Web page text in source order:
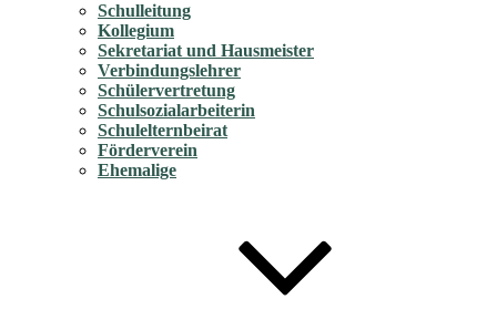
Schulleitung
Kollegium
Sekretariat und Hausmeister
Verbindungslehrer
Schülervertretung
Schulsozialarbeiterin
Schulelternbeirat
Förderverein
Ehemalige